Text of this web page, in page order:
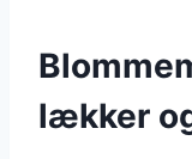
lækker